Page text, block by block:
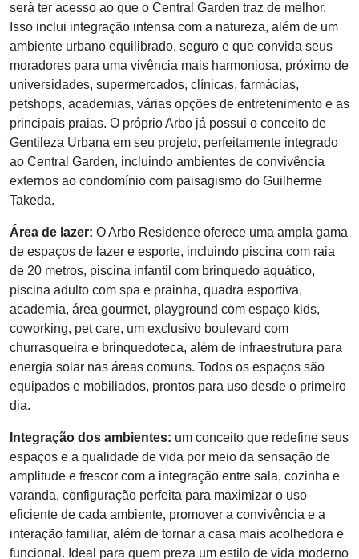
será ter acesso ao que o Central Garden traz de melhor.
Isso inclui integração intensa com a natureza, além de um
ambiente urbano equilibrado, seguro e que convida seus
moradores para uma vivência mais harmoniosa, próximo de
universidades, supermercados, clínicas, farmácias,
petshops, academias, várias opções de entretenimento e as
principais praias. O próprio Arbo já possui o conceito de
Gentileza Urbana em seu projeto, perfeitamente integrado
ao Central Garden, incluindo ambientes de convivência
externos ao condomínio com paisagismo do Guilherme
Takeda.
Área de lazer: O Arbo Residence oferece uma ampla gama
de espaços de lazer e esporte, incluindo piscina com raia
de 20 metros, piscina infantil com brinquedo aquático,
piscina adulto com spa e prainha, quadra esportiva,
academia, área gourmet, playground com espaço kids,
coworking, pet care, um exclusivo boulevard com
churrasqueira e brinquedoteca, além de infraestrutura para
energia solar nas áreas comuns. Todos os espaços são
equipados e mobiliados, prontos para uso desde o primeiro
dia.
Integração dos ambientes: um conceito que redefine seus
espaços e a qualidade de vida por meio da sensação de
amplitude e frescor com a integração entre sala, cozinha e
varanda, configuração perfeita para maximizar o uso
eficiente de cada ambiente, promover a convivência e a
interação familiar, além de tornar a casa mais acolhedora e
funcional. Ideal para quem preza um estilo de vida moderno